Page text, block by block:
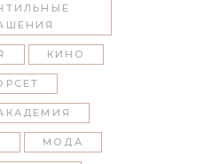
КИНО
МОДА